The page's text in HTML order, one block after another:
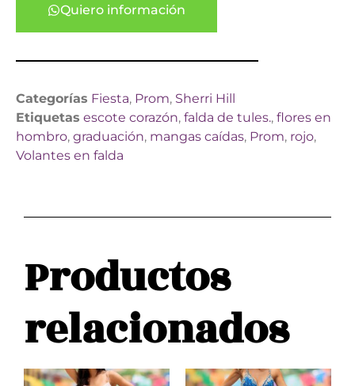
Quiero información
Categorías Fiesta, Prom, Sherri Hill
Etiquetas escote corazón, falda de tules., flores en
hombro, graduación, mangas caídas, Prom, rojo,
Volantes en falda
Productos
relacionados